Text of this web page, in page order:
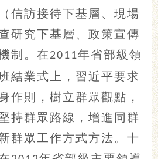
信訪接待下基層、現場
研究下基層、政策宣傳
制。在 2011年省部級領
結業式上，習近平要求
作則，樹立群眾觀點，
持群眾路線，增進同群
群眾工作方式方法。十